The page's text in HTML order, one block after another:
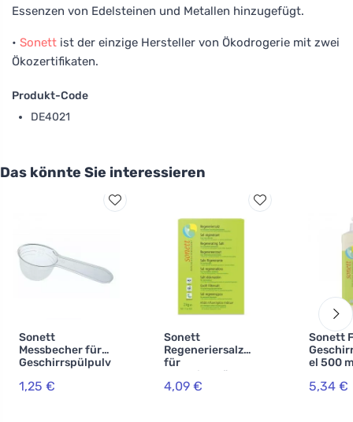
Essenzen von Edelsteinen und Metallen hinzugefügt.
• Sonett ist der einzige Hersteller von Ökodrogerie mit zwei
Ökozertifikaten.
Produkt-Code
DE4021
Das könnte Sie interessieren
Sonett
Messbecher für
Geschirrspülpulv
1,25 €
Sonett
Regeneriersalz
für
Geschirrspüler 2
kg
4,09 €
Sonett
el 500
5,34 €